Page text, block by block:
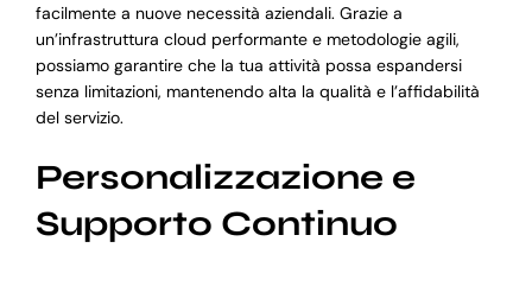
facilmente a nuove necessità aziendali. Grazie a
un’infrastruttura cloud performante e metodologie agili,
possiamo garantire che la tua attività possa espandersi
senza limitazioni, mantenendo alta la qualità e l’affidabilità
del servizio.
Personalizzazione e
Supporto Continuo